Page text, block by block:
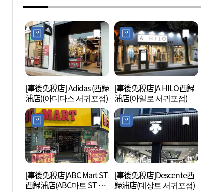
[事後免稅店] Adidas (西歸
浦店)(아디다스 서귀포점)
[事後免稅店]A HILO西歸
浦店(아일로 서귀포점)
[事後免稅店]ABC Mart ST
西歸浦店(ABC마트 ST 서
[事後免稅店]Descente西
歸浦店(데상트 서귀포점)